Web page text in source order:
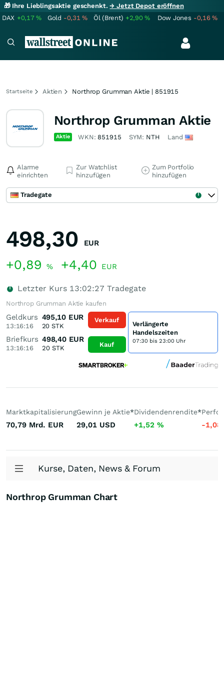
🎁 Ihre Lieblingsaktie geschenkt.→ Jetzt Depot eröffnen
DAX +0,17% Gold -0,31% Öl (Brent) +2,90% Dow Jones -0,16%
Startseite Aktien Northrop Grumman Aktie | 851915
Northrop Grumman Aktie
Aktie WKN: 851915 SYM: NTH Land
Alarme
einrichten
Zur Watchlist
hinzufügen
Zum Portfolio
hinzufügen
Tradegate
498,30 EUR
+0,89 % +4,40 EUR
Letzter Kurs 13:02:27 Tradegate
Northrop Grumman Aktie kaufen
Geldkurs
13:16:16
495,10 EUR
20 STK
Briefkurs
13:16:16
498,40 EUR
20 STK
Verkauf
Kauf
Verlängerte
Handelszeiten
07:30 bis 23:00 Uhr
Marktkapitalisierung
70,79 Mrd. EUR
Gewinn je Aktie*
29,01 USD
Dividendenrendite*
+1,52 % -1,08
Kurse, Daten, News & Forum
Northrop Grumman Chart